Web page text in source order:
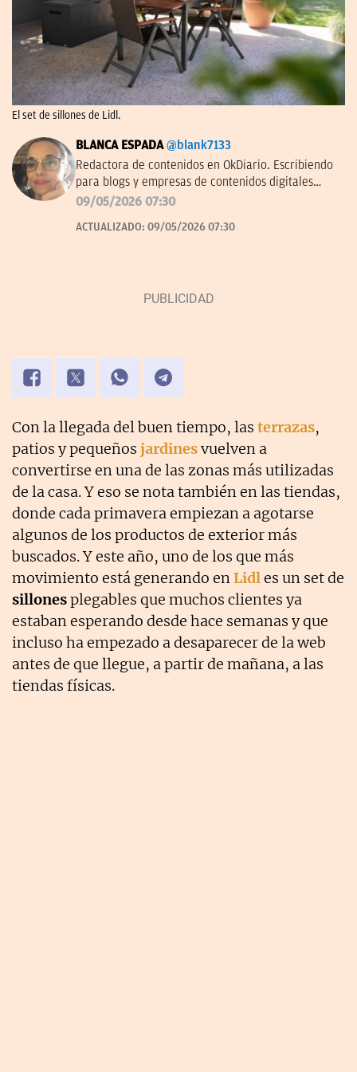
El set de sillones de Lidl.
BLANCA ESPADA @blank7133
Redactora de contenidos en OkDiario. Escribiendo
para blogs y empresas de contenidos digitales
desde 2007.
09/05/2026 07:30
ACTUALIZADO: 09/05/2026 07:30
Con la llegada del buen tiempo, las terrazas,
patios y pequeños jardinesvuelven a
convertirse en una de las zonas más utilizadas
de la casa. Y eso se nota también en las tiendas,
donde cada primavera empiezan a agotarse
algunos de los productos de exterior más
buscados. Y este año, uno de los que más
movimiento está generando enLidles un set de
sillonesplegables que muchos clientes ya
estaban esperando desde hace semanas y que
incluso ha empezado a desaparecer de la web
antes de que llegue, a partir de mañana, a las
tiendas físicas.